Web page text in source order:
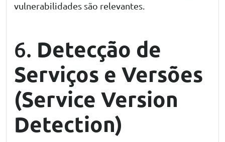
vulnerabilidades são relevantes.
6. Detecção de
Serviços e Versões
(Service Version
Detection)